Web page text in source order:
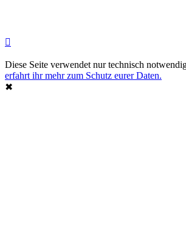
Diese Seite verwendet nur technisch
erfahrt ihr mehr zum Schutz eurer Daten.
✖